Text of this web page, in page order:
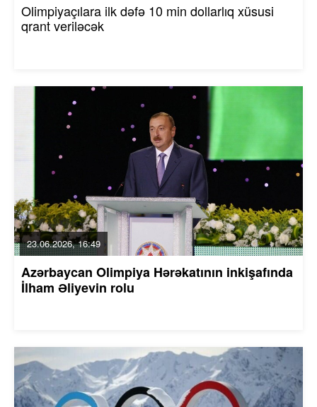
Olimpiyaçılara ilk dəfə 10 min dollarlıq xüsusi
qrant veriləcək
23.06.2026, 16:49
Azərbaycan Olimpiya Hərəkatının inkişafında
İlham Əliyevin rolu